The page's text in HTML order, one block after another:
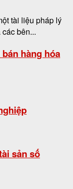
tài liệu pháp lý
bên...
hàng hóa
sản số